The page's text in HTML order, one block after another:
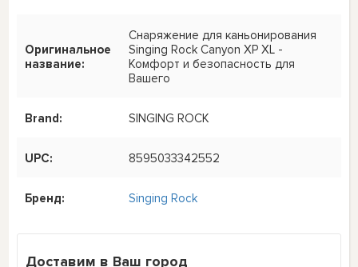
Оригинальное
название:
Снаряжение для каньонирования
Singing Rock Canyon XP XL -
Комфорт и безопасность для
Вашего
Brand: SINGING ROCK
UPC: 8595033342552
Бренд: Singing Rock
Доставим в Ваш город